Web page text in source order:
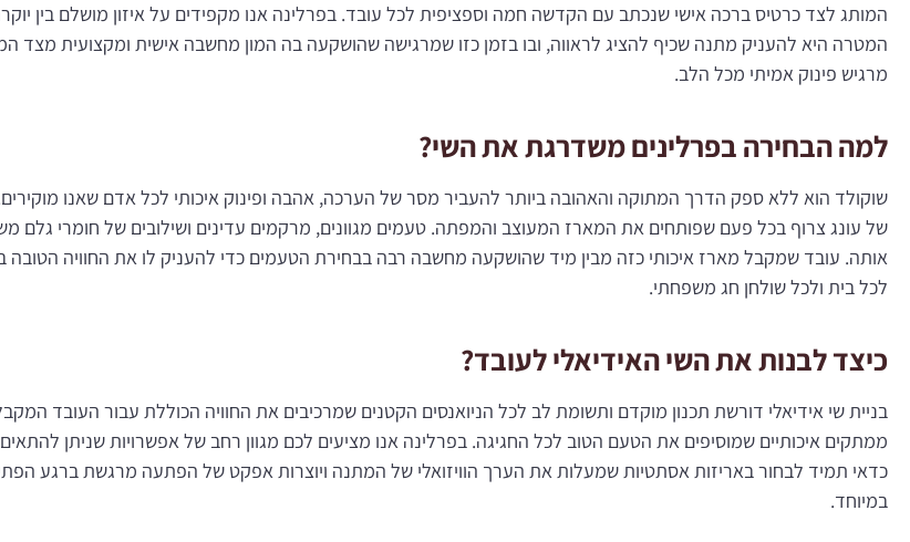
המותג לצד כרטיס ברכה אישי שנכתב עם הקדשה חמה וספציפית לכל עובד. בפרלינה אנו מקפידים על איזון מושלם בין
המטרה היא להעניק מתנה שכיף להציג לראווה, ובו בזמן כזו שמרגישה שהושקעה בה המון מחשבה אישית ומקצועית מצד
מרגיש פינוק אמיתי מכל הלב.
למה הבחירה בפרלינים משדרגת את השי?
שוקולד הוא ללא ספק הדרך המתוקה והאהובה ביותר להעביר מסר של הערכה, אהבה ופינוק איכותי לכל אדם שאנו
של עונג צרוף בכל פעם שפותחים את המארז המעוצב והמפתה. טעמים מגוונים, מרקמים עדינים ושילובים של חומרי
אותה. עובד שמקבל מארז איכותי כזה מבין מיד שהושקעה מחשבה רבה בבחירת הטעמים כדי להעניק לו את החוויה
לכל בית ולכל שולחן חג משפחתי.
כיצד לבנות את השי האידיאלי לעובד?
בניית שי אידיאלי דורשת תכנון מוקדם ותשומת לב לכל הניואנסים הקטנים שמרכיבים את החוויה הכוללת עבור העובד
ממתקים איכותיים שמוסיפים את הטעם הטוב לכל החגיגה. בפרלינה אנו מציעים לכם מגוון רחב של אפשרויות שניתן
כדאי תמיד לבחור באריזות אסתטיות שמעלות את הערך הוויזואלי של המתנה ויוצרות אפקט של הפתעה מרגשת ברגע
במיוחד.